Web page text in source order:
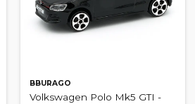
BBURAGO
Volkswagen Polo Mk5 GTI -